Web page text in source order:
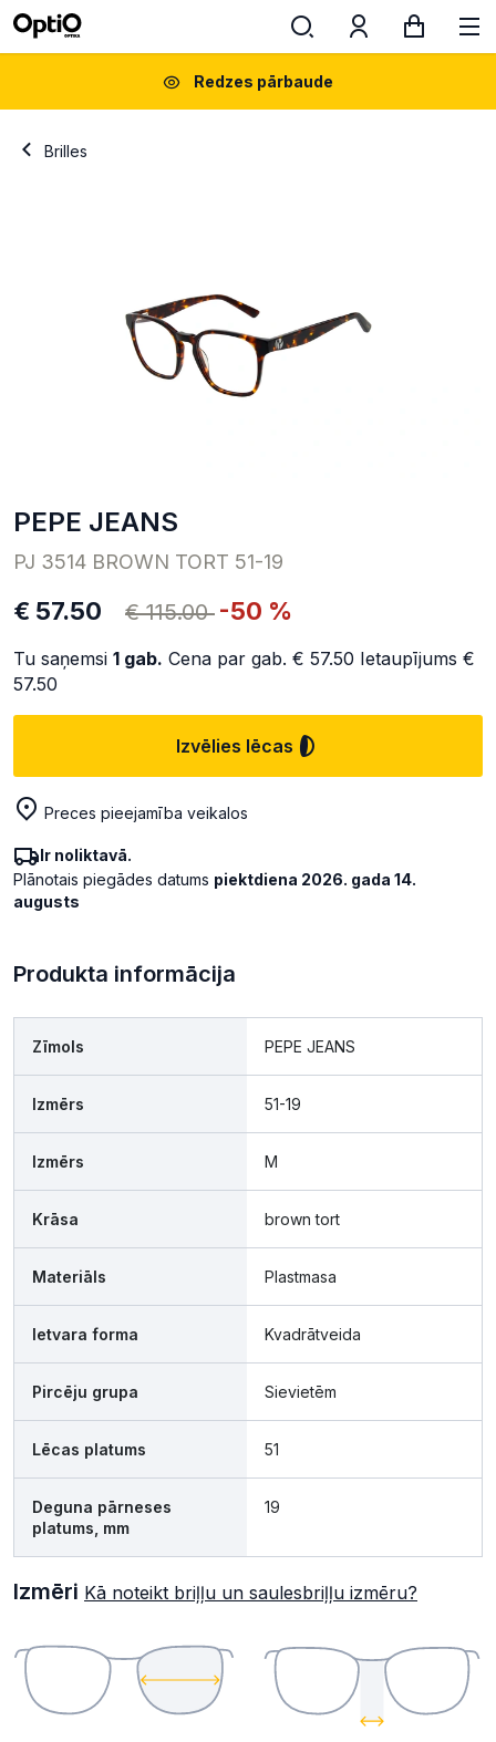
Redzes pārbaude
Brilles
PEPE JEANS
PJ 3514 BROWN TORT 51-19
€ 57.50 € 115.00 -50 %
Tu saņemsi 1 gab. Cena par gab. € 57.50 Ietaupījums €
57.50
Izvēlies lēcas
Preces pieejamība veikalos
Ir noliktavā.
Plānotais piegādes datums piektdiena 2026. gada 14.
augusts
Produkta informācija
Zīmols PEPE JEANS
Izmērs 51-19
Izmērs M
Krāsa brown tort
Materiāls Plastmasa
Ietvara forma Kvadrātveida
Pircēju grupa Sievietēm
Lēcas platums 51
Deguna pārneses
platums, mm
19
Izmēri Kā noteikt briļļu un saulesbriļļu izmēru?